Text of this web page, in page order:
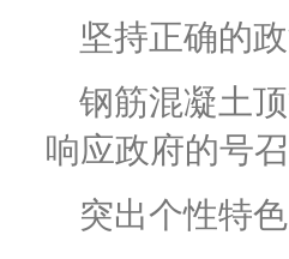
坚持正确的
钢筋混凝土
响应政府的号
突出个性特色